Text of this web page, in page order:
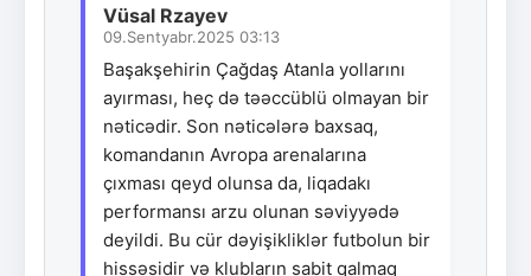
Vüsal Rzayev
09.Sentyabr.2025 03:13
Başakşehirin Çağdaş Atanla yollarını
ayırması, heç də təəccüblü olmayan bir
nəticədir. Son nəticələrə baxsaq,
komandanın Avropa arenalarına
çıxması qeyd olunsa da, liqadakı
performansı arzu olunan səviyyədə
deyildi. Bu cür dəyişikliklər futbolun bir
hissəsidir və klubların sabit qalmaq